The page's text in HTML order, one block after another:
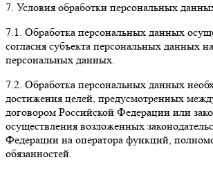
7. Условия обработки персональных
7.1. Обработка персональных данных
согласия субъекта персональных данных
персональных данных.
7.2. Обработка персональных данных
достижения целей, предусмотренных
договором Российской Федерации или
осуществления возложенных
Федерации на оператора функций,
обязанностей.